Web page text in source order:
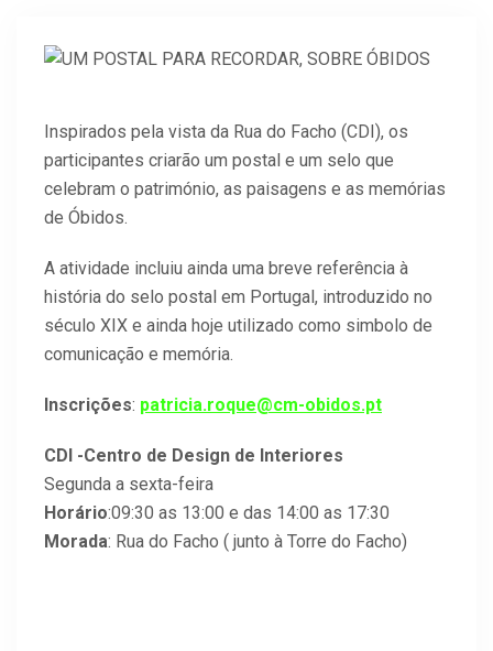
Inspirados pela vista da Rua do Facho (CDI), os
participantes criarão um postal e um selo que
celebram o património, as paisagens e as memórias
de Óbidos.
A atividade incluiu ainda uma breve referência à
história do selo postal em Portugal, introduzido no
século XIX e ainda hoje utilizado como simbolo de
comunicação e memória.
Inscrições: patricia.roque@cm-obidos.pt
CDI -Centro de Design de Interiores
Segunda a sexta-feira
Horário:09:30 as 13:00 e das 14:00 as 17:30
Morada: Rua do Facho ( junto à Torre do Facho)